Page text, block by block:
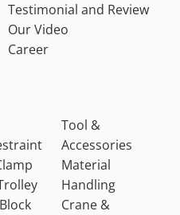
Testimonial and Review
Our Video
Career
Tool &
Accessories
Material
Handling
Crane &